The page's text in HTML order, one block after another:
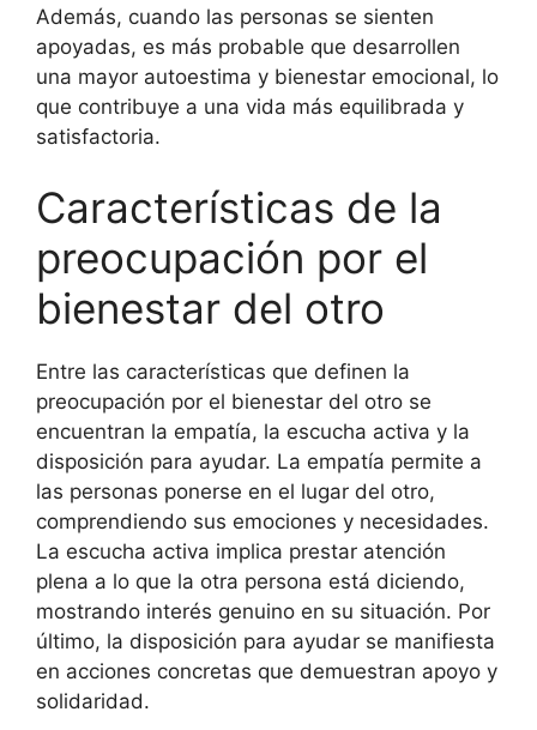
Además, cuando las personas se sienten
apoyadas, es más probable que desarrollen
una mayor autoestima y bienestar emocional, lo
que contribuye a una vida más equilibrada y
satisfactoria.
Características de la
preocupación por el
bienestar del otro
Entre las características que definen la
preocupación por el bienestar del otro se
encuentran la empatía, la escucha activa y la
disposición para ayudar. La empatía permite a
las personas ponerse en el lugar del otro,
comprendiendo sus emociones y necesidades.
La escucha activa implica prestar atención
plena a lo que la otra persona está diciendo,
mostrando interés genuino en su situación. Por
último, la disposición para ayudar se manifiesta
en acciones concretas que demuestran apoyo y
solidaridad.